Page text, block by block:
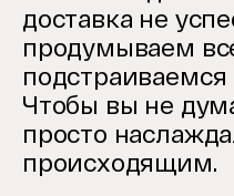
доставка не
продумываем
Чтобы вы не
просто
происходящим.